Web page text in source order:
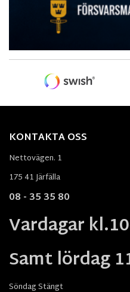
KONTAKTA OSS
Nettovägen. 1
175 41 Järfälla
08 - 35 35 80
Vardagar
Samt lördag
Söndag Stängt